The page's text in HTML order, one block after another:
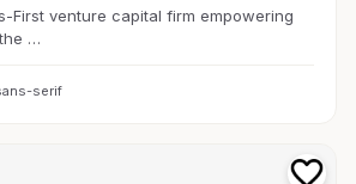
First venture capital firm empowering
…
serif